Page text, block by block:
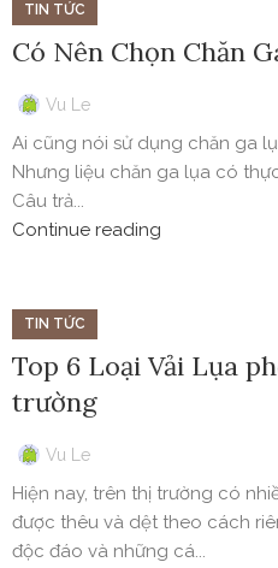
TIN TỨC
Có Nên Chọn Chăn
Vu Le
Ai cũng nói sử dụng chăn ga
Nhưng liệu chăn ga lụa có
Câu trả...
Continue reading
TIN TỨC
Top 6 Loại Vải Lụa
trường
Vu Le
Hiện nay, trên thị trường có
được thêu và dệt theo cách
độc đáo và những cá...